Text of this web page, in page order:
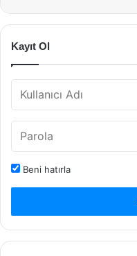
Kayıt Ol
Beni hatırla